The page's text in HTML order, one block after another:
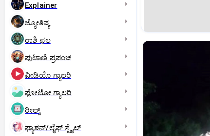
Explainer
ಜ್ಯೋತಿಷ್ಯ
ರಾಶಿ ಫಲ
ಪುಟಾಣಿ ಪ್ರಪಂಚ
ವೀಡಿಯೊ ಗ್ಯಾಲರಿ
ಫೋಟೋ ಗ್ಯಾಲರಿ
ರೀಲ್ಸ್
ಫ್ಯಾಶನ್/ಲೈಫ್‌ ಸ್ಟೈಲ್